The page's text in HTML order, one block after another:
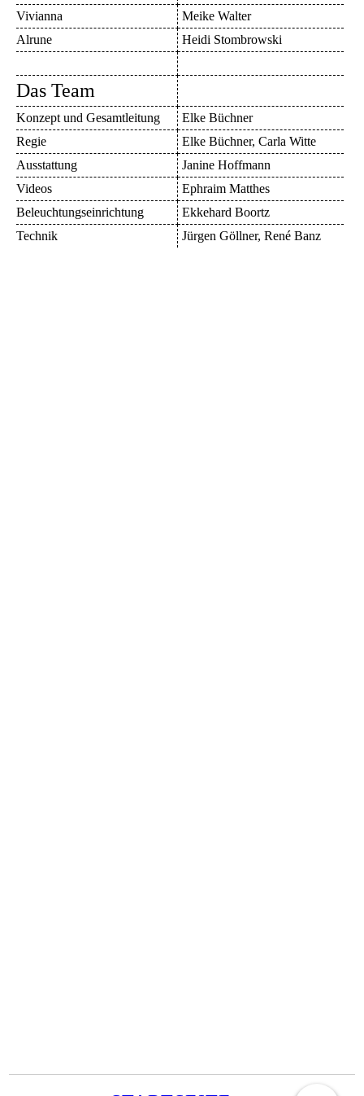
Vivianna
Meike Walter
Alrune
Heidi Stombrowski
Das Team
Konzept und Gesamtleitung
Elke Büchner
Regie
Elke Büchner, Carla Witte
Ausstattung
Janine Hoffmann
Videos
Ephraim Matthes
Beleuchtungseinrichtung
Ekkehard Boortz
Technik
Jürgen Göllner, René Banz